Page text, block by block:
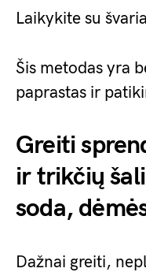
Laikykite su
Šis metodas yra
paprastas ir
Greiti
ir trikčių
soda,
Dažnai greiti,